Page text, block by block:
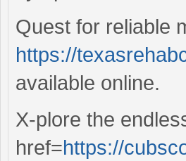
Quest for reliable
https://
available online.
X-plore the
href=https://